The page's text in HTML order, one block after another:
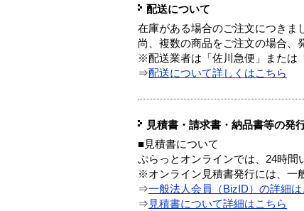
配送について
在庫がある場合のご注文につきま
尚、複数の商品をご注文の場合、
※配送業者は「佐川急便」または
⇒配送について詳しくはこちら
見積書・請求書・納品書等の発
■見積書について
ぷらっとオンラインでは、24時間
※オンライン見積書発行には、一
⇒一般法人会員（BizID）の詳細は
⇒ 見積書について詳細はこちら